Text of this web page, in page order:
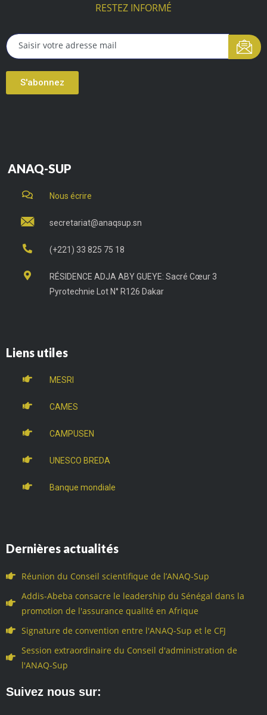
RESTEZ INFORMÉ
S'abonnez
ANAQ-SUP
Nous écrire
secretariat@anaqsup.sn
(+221) 33 825 75 18
RÉSIDENCE ADJA ABY GUEYE: Sacré Cœur 3
Pyrotechnie Lot N° R126 Dakar
Liens utiles
MESRI
CAMES
CAMPUSEN
UNESCO BREDA
Banque mondiale
Dernières actualités
Réunion du Conseil scientifique de l’ANAQ-Sup
Addis-Abeba consacre le leadership du Sénégal dans la
promotion de l'assurance qualité en Afrique
Signature de convention entre l'ANAQ-Sup et le CFJ
Session extraordinaire du Conseil d'administration de
l'ANAQ-Sup
Suivez nous sur: